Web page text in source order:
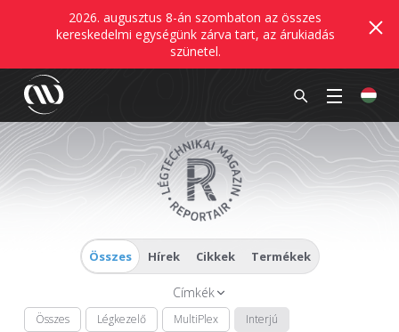
2026. augusztus 8-án szombaton az összes
kereskedelmi egységünk zárva tart, az árukiadás
szünetel.
Összes Hírek Cikkek Termékek
Címkék
Összes Légkezelő MultiPlex
Interjú